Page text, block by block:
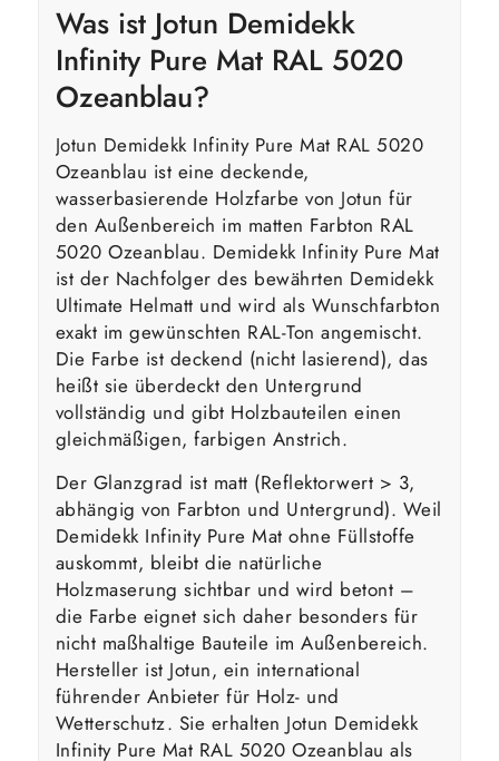
Was ist Jotun Demidekk
Infinity Pure Mat RAL 5020
Ozeanblau?
Jotun Demidekk Infinity Pure Mat RAL 5020
Ozeanblau ist eine deckende,
wasserbasierende Holzfarbe von Jotun für
den Außenbereich im matten Farbton RAL
5020 Ozeanblau. Demidekk Infinity Pure Mat
ist der Nachfolger des bewährten Demidekk
Ultimate Helmatt und wird als Wunschfarbton
exakt im gewünschten RAL-Ton angemischt.
Die Farbe ist deckend (nicht lasierend), das
heißt sie überdeckt den Untergrund
vollständig und gibt Holzbauteilen einen
gleichmäßigen, farbigen Anstrich.
Der Glanzgrad ist matt (Reflektorwert > 3,
abhängig von Farbton und Untergrund). Weil
Demidekk Infinity Pure Mat ohne Füllstoffe
auskommt, bleibt die natürliche
Holzmaserung sichtbar und wird betont –
die Farbe eignet sich daher besonders für
nicht maßhaltige Bauteile im Außenbereich.
Hersteller ist Jotun, ein international
führender Anbieter für Holz- und
Wetterschutz. Sie erhalten Jotun Demidekk
Infinity Pure Mat RAL 5020 Ozeanblau als